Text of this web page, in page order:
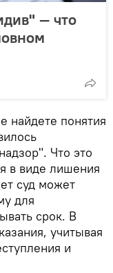
— что
найдете понятия
Что это
в виде лишения
суд может
для
срок. В
учитывая
и